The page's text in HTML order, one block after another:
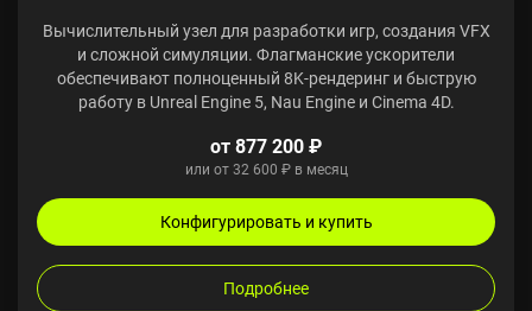
Вычислительный узел для разработки игр, создания VFX
и сложной симуляции. Флагманские ускорители
обеспечивают полноценный 8K-рендеринг и быструю
работу в Unreal Engine 5, Nau Engine и Cinema 4D.
от 877 200 ₽
или от 32 600 ₽ в месяц
Конфигурировать и купить
Подробнее